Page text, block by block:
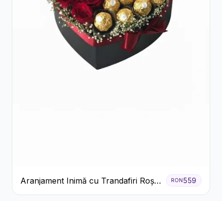
Aranjament Inimă cu Trandafiri Roșii
și Ciocolată Ferrero Rocher
RON559